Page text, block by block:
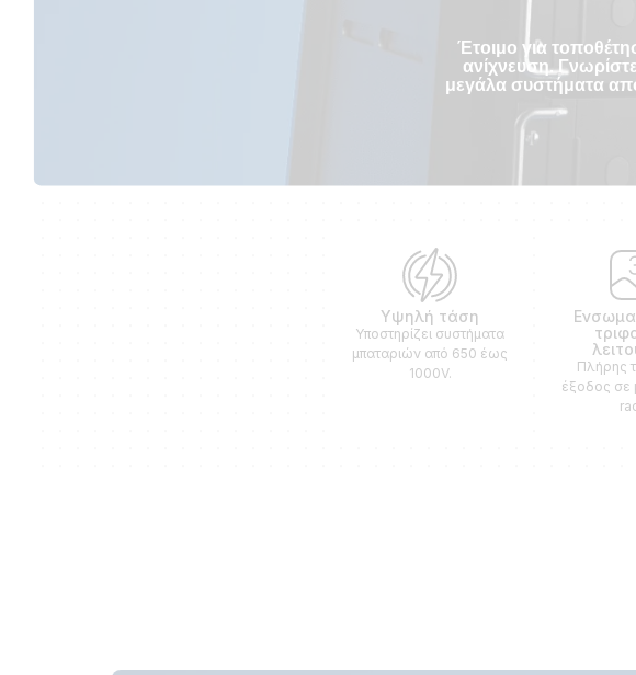
Έτοιμο για
ανίχνευση.
μεγάλα συστήματα
Υψηλή τάση
Υποστηρίζει συστήματα
μπαταριών από 650 έως
1000V.
Πλήρης
έξοδος σε